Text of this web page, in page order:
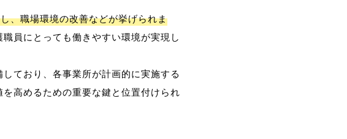
、職場環境の改善などが挙げられま
員にとっても働きやすい環境が実現し
ており、各事業所が計画的に実施する
高めるための重要な鍵と位置付けられ